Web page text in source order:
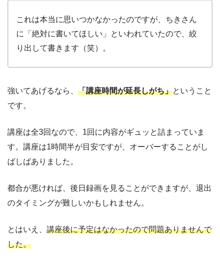
これは本当に思いつかなかったのですが、ちきさん
に「絶対に書いてほしい」といわれていたので、絞
り出して書きます（笑）。
強いてあげるなら、 「講座時間が延長しがち」ということ
です。
講座は全3回なので、1回に内容がギュッと詰まっていま
す。講座は1時間半が目安ですが、オーバーすることがし
ばしばありました。
都合が悪ければ、後日録画を見ることができますが、退出
のタイミングが難しいかもしれません。
とはいえ、 講座後に予定はなかったので問題ありませんで
した。